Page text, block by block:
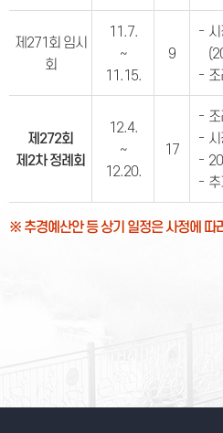
제271회 임시
회
11.7.
~
11.15.
9
제272회
제2차 정례회
12.4.
~
12.20.
17
※ 추경예산안 등 상기 일정은 사정에 따